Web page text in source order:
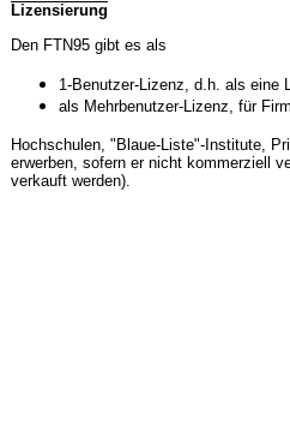
Lizensierung
Den FTN95 gibt es als
1-Benutzer-Lizenz, d.h. als eine
als Mehrbenutzer-Lizenz, für
Hochschulen, "Blaue-Liste"-Institute,
erwerben, sofern er nicht kommerziell
verkauft werden).